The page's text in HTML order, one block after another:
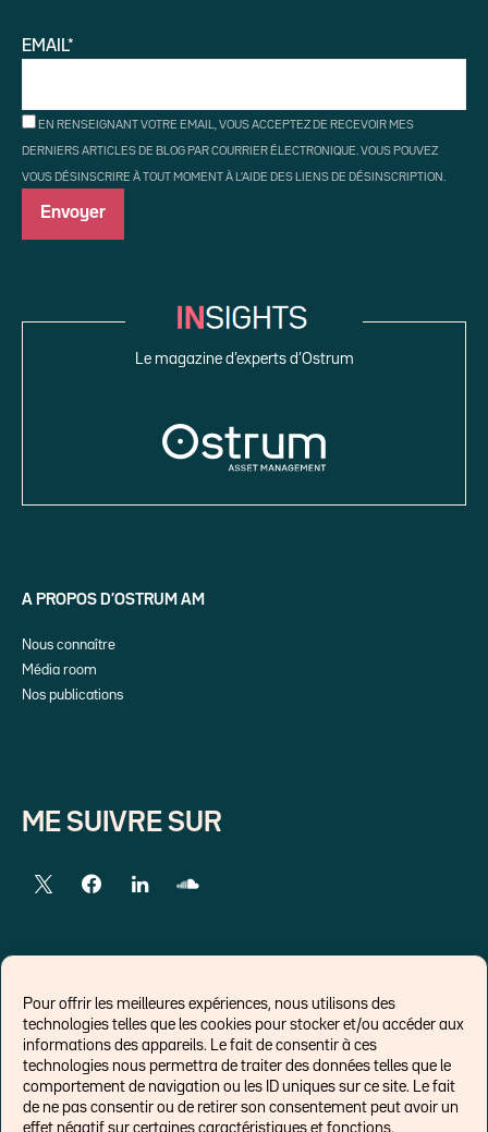
Pour offrir les meilleures expériences, nous utilisons des
technologies telles que les cookies pour stocker et/ou accéder aux
informations des appareils. Le fait de consentir à ces
technologies nous permettra de traiter des données telles que le
comportement de navigation ou les ID uniques sur ce site. Le fait
de ne pas consentir ou de retirer son consentement peut avoir un
effet négatif sur certaines caractéristiques et fonctions.
EMAIL*
EN RENSEIGNANT VOTRE EMAIL, VOUS ACCEPTEZ DE RECEVOIR MES
DERNIERS ARTICLES DE BLOG PAR COURRIER ÉLECTRONIQUE. VOUS POUVEZ
VOUS DÉSINSCRIRE À TOUT MOMENT À L'AIDE DES LIENS DE DÉSINSCRIPTION.
Le magazine d’experts d’Ostrum
A PROPOS D’OSTRUM AM
Nous connaître
Média room
Nos publications
ME SUIVRE SUR
LIENS EXTERNES
Chroniques pour Forbes
Economistes
Think tank